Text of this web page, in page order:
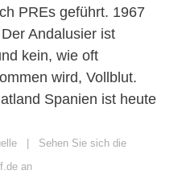
PREs geführt. 1967
Andalusier ist
kein, wie oft
wird, Vollblut.
Spanien ist heute
| Sehen Sie sich die
an